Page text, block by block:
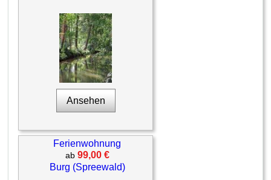
Ansehen
Ferienwohnung
ab 99,00 €
Burg (Spreewald)